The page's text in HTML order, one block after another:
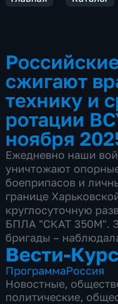
сжигают
технику и
ротации
ноября
Ежедневно наши
уничтожают
боеприпасов и
границе
круглосуточную
БПЛА "СКАТ 350М".
бригады –
Вести-
ПрограммаРоссия
Новостные,
политические,